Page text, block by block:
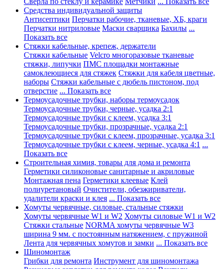
Средства индивидуальной защиты
Антисептики Перчатки рабочие, тканевые, ХБ, краги
Перчатки нитриловые Маски сварщика Бахилы ...
Показать все
Стяжки кабельные, крепеж, держатели
Стяжки кабельные Velcro многоразовые тканевые
стяжки, липучки ПМС площадки монтажные
самоклеющиеся для стяжек Стяжки для кабеля цветные,
наборы Стяжки кабельные с дюбель пистоном, под
отверстие ... Показать все
Термоусадочные трубки, наборы термоусадок
Термоусадочные трубки, черные, усадка 2:1
Термоусадочные трубки с клеем, усадка 3:1
Термоусадочные трубки, прозрачные, усадка 2:1
Термоусадочные трубки с клеем, прозрачные, усадка 3:1
Термоусадочные трубки с клеем, черные, усадка 4:1 ...
Показать все
Строительная химия, товары для дома и ремонта
Герметики силиконовые санитарные и акриловые
Монтажная пена Герметики клеевые Клей
полиуретановый Очистители, обезжириватели,
удалители краски и клея ... Показать все
Хомуты червячные, силовые, стальные стяжки
Хомуты червячные W1 и W2 Хомуты силовые W1 и W2
Стяжки стальные NORMA хомуты червячные W3
ширина 9 мм. с постоянным натяжением, с пружиной
Лента для червячных хомутов и замки ... Показать все
Шиномонтаж
Грибки для ремонта Инструмент для шиномонтажа